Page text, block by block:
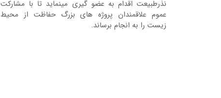
نذرطبیعت اقدام به عضو گیری مینماید تا با مشارکت
عموم علاقمندان پروژه های بزرگ حفاظت از محیط
زیست را به انجام برساند.